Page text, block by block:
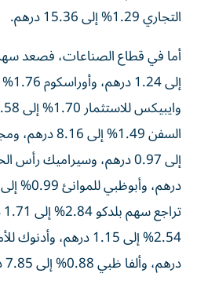
التجاري 1.29% إلى 15.36 درهم.
درهم، وألفا ظبي 0.88% إلى 7.85 درهم.